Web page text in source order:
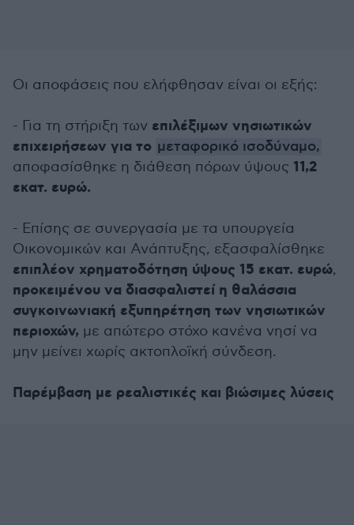
Οι αποφάσεις που ελήφθησαν είναι οι εξής:
- Για τη στήριξη των επιλέξιμων νησιωτικών
επιχειρήσεων για το μεταφορικό ισοδύναμο,
αποφασίσθηκε η διάθεση πόρων ύψους 11,2
εκατ. ευρώ.
- Επίσης σε συνεργασία με τα υπουργεία
Οικονομικών και Ανάπτυξης, εξασφαλίσθηκε
επιπλέον χρηματοδότηση ύψους 15 εκατ. ευρώ,
προκειμένου να διασφαλιστεί η θαλάσσια
συγκοινωνιακή εξυπηρέτηση των νησιωτικών
περιοχών, με απώτερο στόχο κανένα νησί να
μην μείνει χωρίς ακτοπλοϊκή σύνδεση.
Παρέμβαση με ρεαλιστικές και βιώσιμες λύσεις